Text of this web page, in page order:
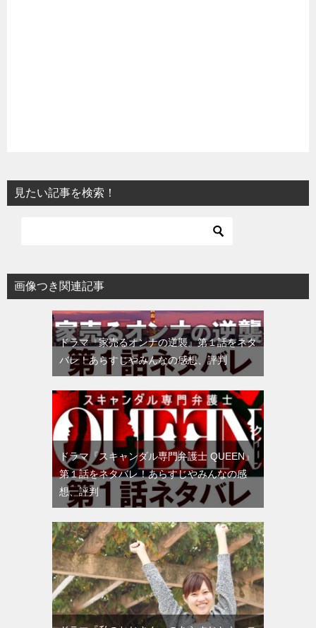
見たい記事を検索！
画像つき関連記事
ドラマ『家売るオンナの逆襲』第１話をネタ
バレ！あらすじやみんなの感想、評判
ドラマ『スキャンダル専門弁護士 QUEEN』
第１話をネタバレ！あらすじやみんなの感
想、評判